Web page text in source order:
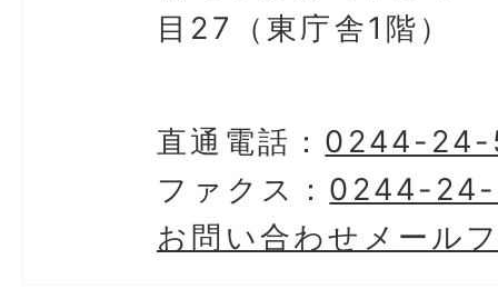
目27（東庁舎1階）
直通電話： 0244-24-
ファクス： 0244-
お問い合わせメール